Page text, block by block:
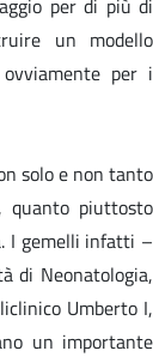
un modello
per i
solo e non tanto
quanto piuttosto
I gemelli infatti –
di Neonatologia,
Umberto I,
un importante